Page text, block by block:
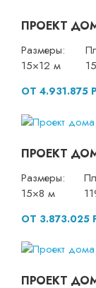
ПРОЕКТ
Размеры:
15×12 м
ОТ 4.931.875
ПРОЕКТ
Размеры:
15×8 м
ОТ 3.873.025
ПРОЕКТ